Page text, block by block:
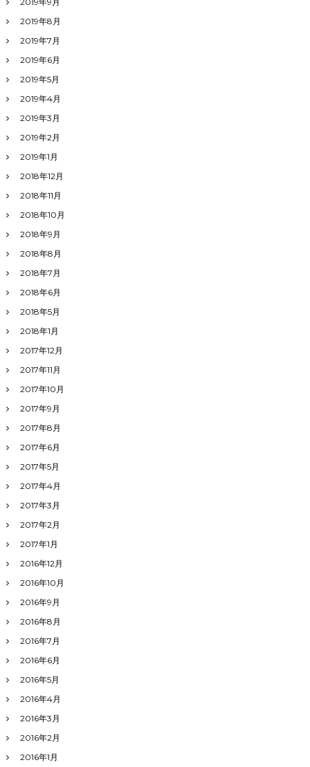
2019年8月
2019年7月
2019年6月
2019年5月
2019年4月
2019年3月
2019年2月
2019年1月
2018年12月
2018年11月
2018年10月
2018年9月
2018年8月
2018年7月
2018年6月
2018年5月
2018年1月
2017年12月
2017年11月
2017年10月
2017年9月
2017年8月
2017年6月
2017年5月
2017年4月
2017年3月
2017年2月
2017年1月
2016年12月
2016年10月
2016年9月
2016年8月
2016年7月
2016年6月
2016年5月
2016年4月
2016年3月
2016年2月
2016年1月